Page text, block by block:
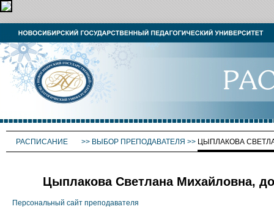
РАСПИСАНИЕ >> ВЫБОР ПРЕПОДАВАТЕЛЯ >> ЦЫПЛАКОВА
Цыплакова Светлана Михайловна,
Персональный сайт преподавателя